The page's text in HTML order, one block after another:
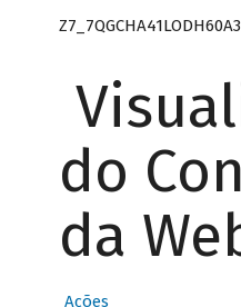
do
da
Ações